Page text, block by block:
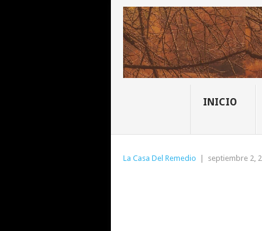
INICIO
La Casa Del Remedio | septiembre 2,